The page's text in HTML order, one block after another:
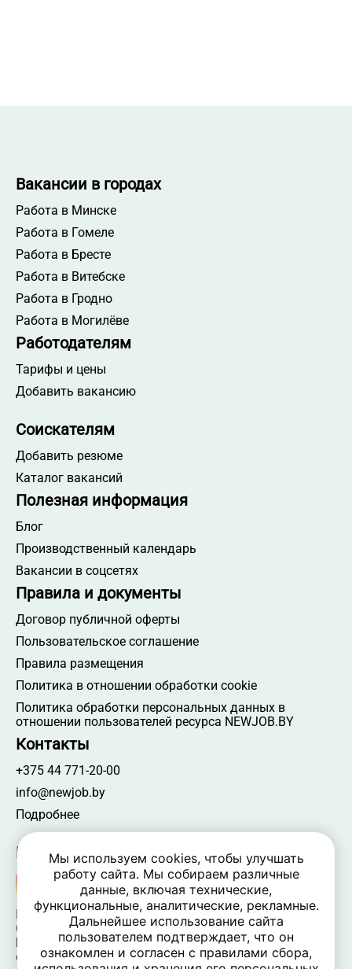
Вакансии в городах
Работа в Минске
Работа в Гомеле
Работа в Бресте
Работа в Витебске
Работа в Гродно
Работа в Могилёве
Работодателям
Тарифы и цены
Добавить вакансию
Соискателям
Добавить резюме
Каталог вакансий
Полезная информация
Блог
Производственный календарь
Вакансии в соцсетях
Правила и документы
Договор публичной оферты
Пользовательское соглашение
Правила размещения
Политика в отношении обработки cookie
Политика обработки персональных данных в
отношении пользователей ресурса NEWJOB.BY
Контакты
+375 44 771-20-00
info@newjob.by
Подробнее
Мы в соцсетях
NEWJOB.BY 🐝 2024 - 2026 | Все права защищены
ООО «Атамантия» | УНП 693331617
Беларусь, Минская обл., Минский р-н, Новодворский
c/c,
Мы используем cookies, чтобы улучшать
работу сайта. Мы собираем различные
данные, включая технические,
функциональные, аналитические, рекламные.
Дальнейшее использование сайта
пользователем подтверждает, что он
ознакомлен и согласен с правилами сбора,